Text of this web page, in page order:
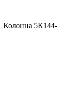
Колонна 5К144-